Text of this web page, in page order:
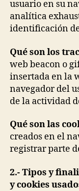
usuario en su
analítica
identificación
Qué son los
web beacon o
insertada en la
navegador del
de la actividad
Qué son las
creados en el
registrar parte
2.- Tipos y
y cookies